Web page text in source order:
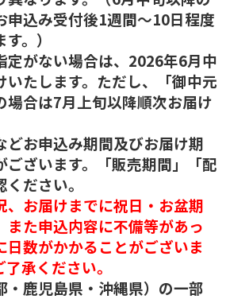
申込み受付後1週間～10日程度
。）
がない場合は、2026年6月中
いたします。ただし、「御中元
場合は7月上旬以降順次お届け
お申込み期間及びお届け期
ございます。「販売期間」「配
ださい。
お届けまでに祝日・お盆期
また申込内容に不備等があっ
日数がかかることがございま
承ください。
鹿児島県・沖縄県）の一部